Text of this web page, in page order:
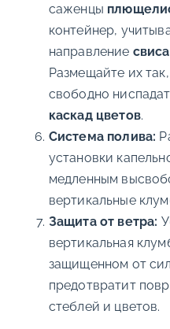
саженцы
контейнер,
направление
Размещайте их
свободно
каскад цветов.
Система полива:
установки
медленным
вертикальные
Защита от ветра:
вертикальная
защищенном от
предотвратит
стеблей и цветов.